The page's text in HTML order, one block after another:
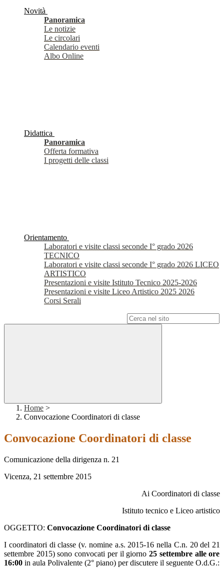
Novità
Panoramica
Le notizie
Le circolari
Calendario eventi
Albo Online
Didattica
Panoramica
Offerta formativa
I progetti delle classi
Orientamento
Laboratori e visite classi seconde I° grado 2026
TECNICO
Laboratori e visite classi seconde I° grado 2026 LICEO
ARTISTICO
Presentazioni e visite Istituto Tecnico 2025-2026
Presentazioni e visite Liceo Artistico 2025 2026
Corsi Serali
Home >
Convocazione Coordinatori di classe
Convocazione Coordinatori di classe
Comunicazione della dirigenza n. 21
Vicenza, 21 settembre 2015
Ai Coordinatori di classe
Istituto tecnico e Liceo artistico
OGGETTO: Convocazione Coordinatori di classe
I coordinatori di classe (v. nomine a.s. 2015-16 nella C.n. 20 del 21
settembre 2015) sono convocati per il giorno25 settembre alle ore
16:00 in aula Polivalente (2° piano) per discutere il seguente O.d.G.: